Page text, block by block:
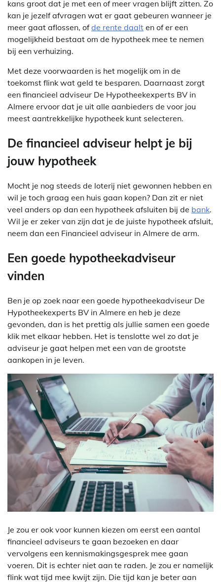
kans groot dat je met een of meer vragen blijft zitten. Zo
kan je jezelf afvragen wat er gaat gebeuren wanneer je
meer gaat aflossen, ofde rente daalt en of er een
mogelijkheid bestaat om de hypotheek mee te nemen
bij een verhuizing.
Met deze voorwaarden is het mogelijk om in de
toekomst flink wat geld te besparen. Daarnaast zorgt
een financieel adviseur De Hypotheekexperts BV in
Almere ervoor dat je uit alle aanbieders de voor jou
meest aantrekkelijke hypotheek kunt selecteren.
De financieel adviseur helpt je bij
jouw hypotheek
Mocht je nog steeds de loterij niet gewonnen hebben en
wil je toch graag een huis gaan kopen? Dan zit er niet
veel anders op dan een hypotheek afsluiten bij de bank.
Wil je er zeker van zijn dat je de juiste hypotheek afsluit,
neem dan een Financieel adviseur in Almere de arm.
Een goede hypotheekadviseur
vinden
Ben je op zoek naar een goede hypotheekadviseur De
Hypotheekexperts BV in Almere en heb je deze
gevonden, dan is het prettig als jullie samen een goede
klik met elkaar hebben. Het is tenslotte wel zo dat je
adviseur je gaat helpen met een van de grootste
aankopen in je leven.
Je zou er ook voor kunnen kiezen om eerst een aantal
financieel adviseurs te gaan bezoeken en daar
vervolgens een kennismakingsgesprek mee gaan
voeren. Dit is echter niet aan te raden. Je zou er namelijk
flink wat tijd mee kwijt zijn. Die tijd kan je beter aan